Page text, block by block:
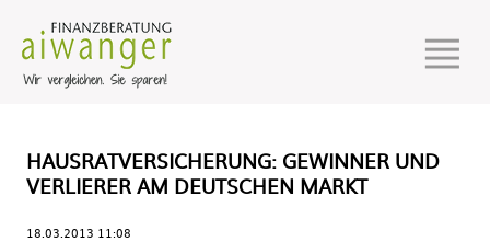
HAUSRATVERSICHERUNG: GEWINNER UND
VERLIERER AM DEUTSCHEN MARKT
18.03.2013 11:08